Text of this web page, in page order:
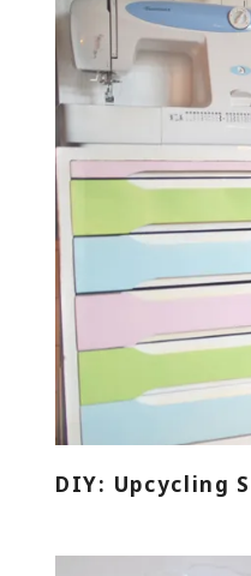
DIY: Upcycling